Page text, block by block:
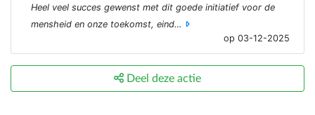
Heel veel succes gewenst met dit goede initiatief voor de
mensheid en onze toekomst, eind…
op 03-12-2025
Deel deze actie